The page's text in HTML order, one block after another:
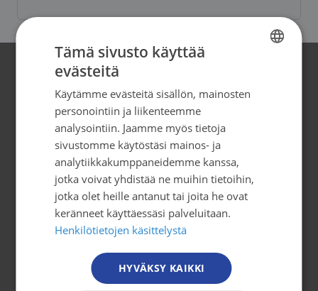
Yhteystiedot
Syöpäjärjestöt
Mäkelänkatu 2, 4. kerros
00500 Helsinki
puh. 09 135 331
tiedotus@cancer.fi
Tilaa uutiskirje
FINNISH
Tämä sivusto käyttää
evästeitä
Käytämme evästeitä sisällön, mainosten
personointiin ja liikenteemme
analysointiin. Jaamme myös tietoja
sivustomme käytöstäsi mainos- ja
analytiikkakumppaneidemme kanssa,
jotka voivat yhdistää ne muihin tietoihin,
jotka olet heille antanut tai joita he ovat
keränneet käyttäessäsi palveluitaan.
Henkilötietojen käsittelystä
HYVÄKSY KAIKKI